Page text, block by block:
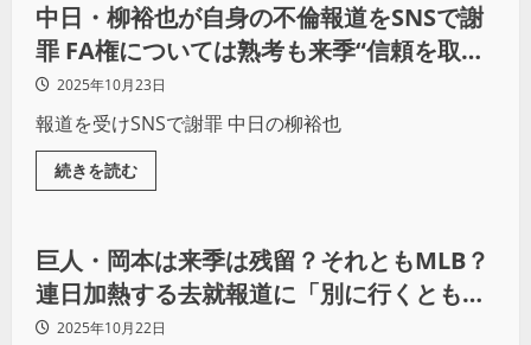
中日・柳裕也が自身の不倫報道をSNSで謝
罪 FA権については熟考も来季“信頼を取り
戻す”場はどのユニフォームか
2025年10月23日
報道を受けSNSで謝罪 中日の柳裕也
続きを読む
野球
巨人・岡本は来季は残留？それともMLB？
連日加熱する去就報道に「別に行くとも行
かないとも言っていない」
2025年10月22日